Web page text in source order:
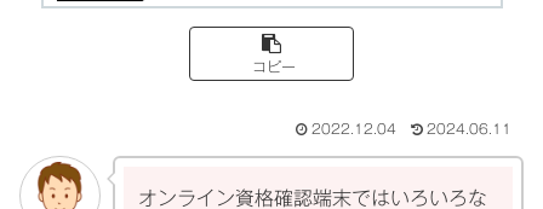
コピー
2022.12.04 2024.06.11
オンライン資格確認端末ではいろいろな